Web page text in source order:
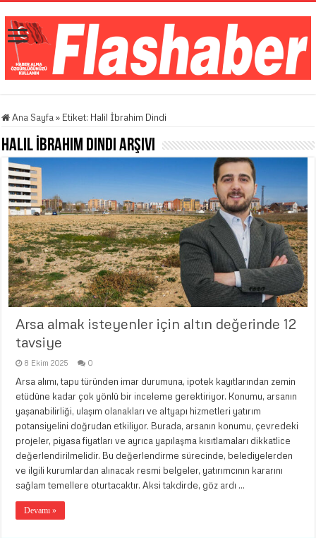
Ana Sayfa » Etiket: Halil İbrahim Dindi
Halil İbrahim DindiArşivi
Arsa almak isteyenler için altın değerinde 12
tavsiye
8 Ekim 2025 0
Arsa alımı, tapu türünden imar durumuna, ipotek kayıtlarından zemin
etüdüne kadar çok yönlü bir inceleme gerektiriyor. Konumu, arsanın
yaşanabilirliği, ulaşım olanakları ve altyapı hizmetleri yatırım
potansiyelini doğrudan etkiliyor. Burada, arsanın konumu, çevredeki
projeler, piyasa fiyatları ve ayrıca yapılaşma kısıtlamaları dikkatlice
değerlendirilmelidir. Bu değerlendirme sürecinde, belediyelerden
ve ilgili kurumlardan alınacak resmi belgeler, yatırımcının kararını
sağlam temellere oturtacaktır. Aksi takdirde, göz ardı …
Devamı »